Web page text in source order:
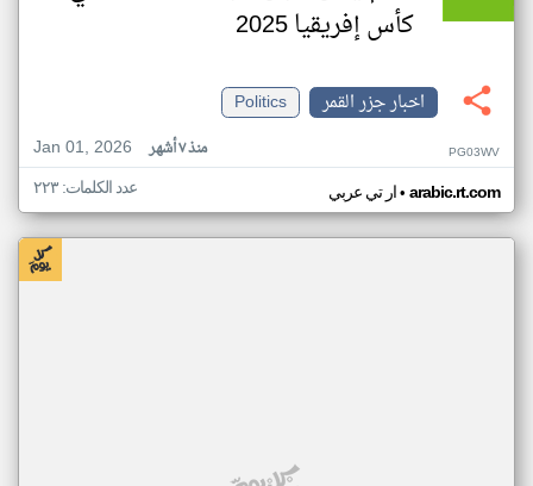
كأس إفريقيا 2025
اخبار جزر القمر
Politics
Jan 01, 2026
منذ ٧ أشهر PG03WV
ار تي عربي• arabic.rt.com عدد الكلمات: ٢٢٣